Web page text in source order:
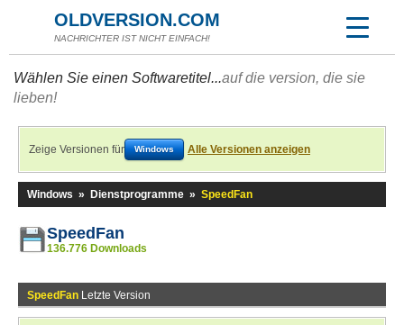
OLDVERSION.COM
NACHRICHTER IST NICHT EINFACH!
Wählen Sie einen Softwaretitel...auf die version, die sie
lieben!
Zeige Versionen für Windows Alle Versionen anzeigen
Windows » Dienstprogramme » SpeedFan
SpeedFan
136.776 Downloads
SpeedFan Letzte Version